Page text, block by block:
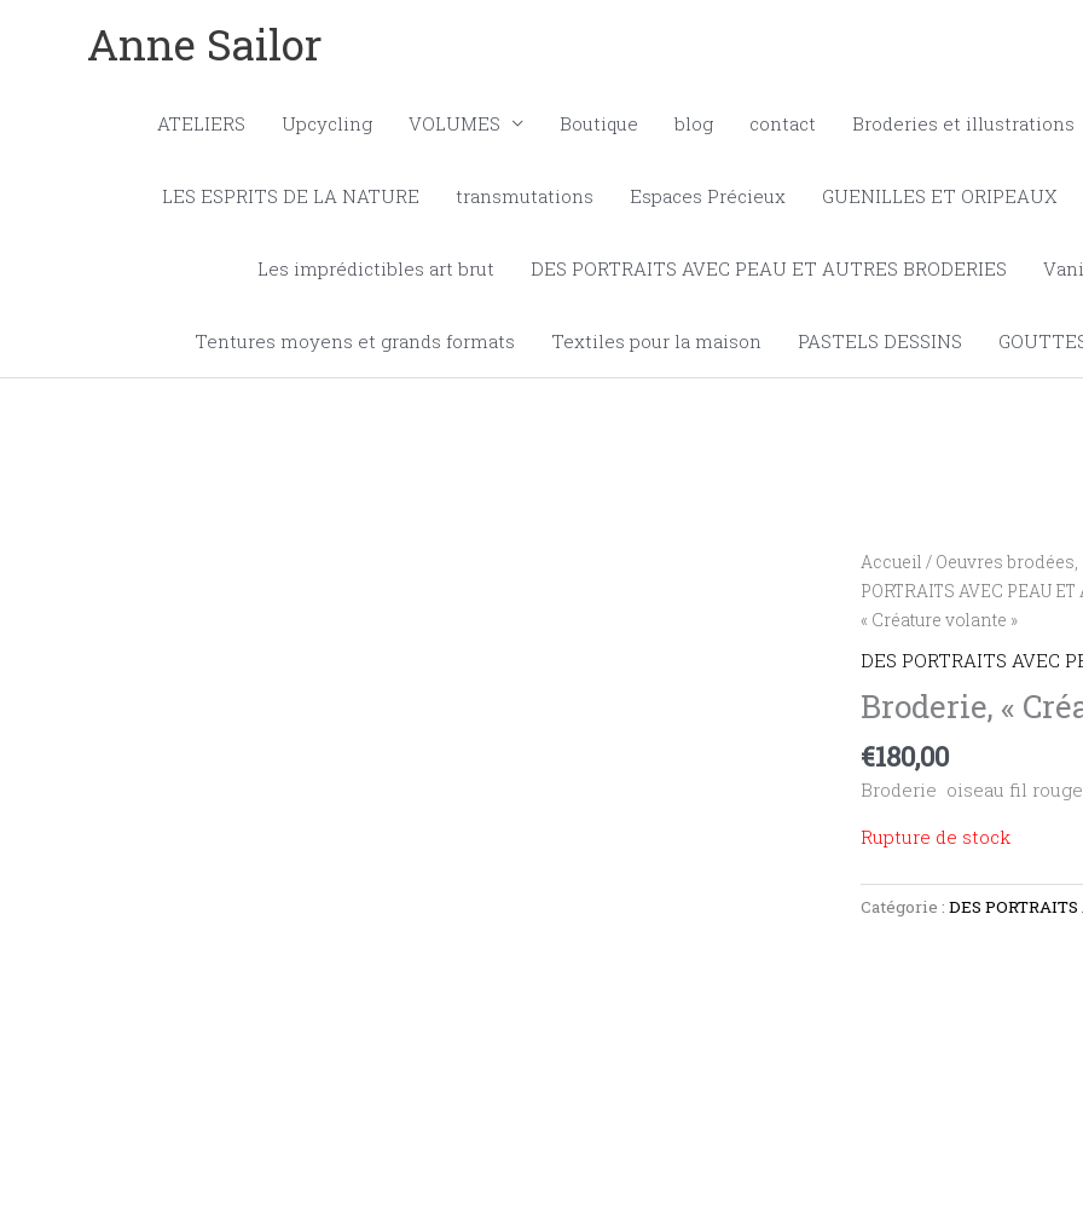
Anne Sailor
ATELIERS Upcycling VOLUMES Boutique blog contact Broderies et illustrations
LES ESPRITS DE LA NATURE transmutations Espaces Précieux GUENILLES ET ORIPEAUX
Les imprédictibles art brut DES PORTRAITS AVEC PEAU ET AUTRES BRODERIES
Tentures moyens et grands formats Textiles pour la maison PASTELS DESSINS
Accueil / Oeuvres
PORTRAITS AVEC PEAU
« Créature volante »
DES PORTRAITS AVEC
Broderie, «
€180,00
Broderie oiseau fil rouge
Rupture de stock
Catégorie : DES